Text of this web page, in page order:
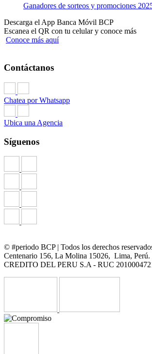
Ganadores de sorteos y promociones
Descarga el App Banca Móvil BCP
Escanea el QR con tu celular y conoce más
Conoce más aquí
Contáctanos
Chatea por Whatsapp
Ubica una Agencia
Síguenos
© #periodo BCP | Todos los derechos
Centenario 156, La Molina 15026, Lima,
CREDITO DEL PERU S.A - RUC